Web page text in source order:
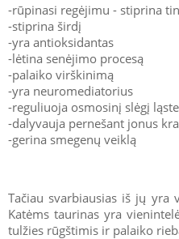
-rūpinasi regėjimu - stiprina
-stiprina širdį
-yra antioksidantas
-lėtina senėjimo procesą
-palaiko virškinimą
-yra neuromediatorius
-reguliuoja osmosinį slėgį
-dalyvauja pernešant jonus
-gerina smegenų veiklą
Tačiau svarbiausias iš jų yra
Katėms taurinas yra
tulžies rūgštimis ir palaiko